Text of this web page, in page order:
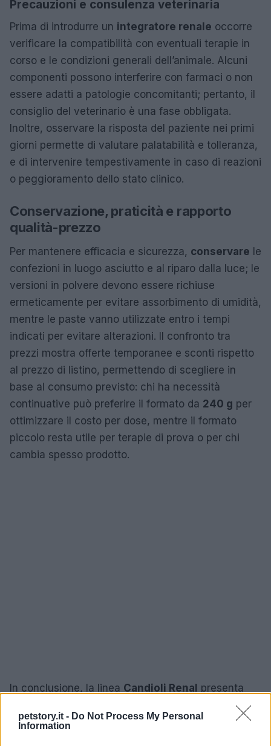
petstory.it - Do Not Process My Personal
Information
Precauzioni e consulenza veterinaria
Prima di introdurre un integratore renale occorre
verificare la compatibilità con eventuali terapie in
corso e le condizioni generali dell’animale. Alcuni
componenti possono interferire con farmaci o non
essere adatti a patologie concomitanti; pertanto, il
consiglio del veterinario è una fase obbligata.
Inoltre, osservare la risposta del paziente nei primi
giorni permette di valutare palatabilità e tolleranza,
e di intervenire tempestivamente in caso di reazioni
o peggioramento dello stato clinico.
Conservazione, praticità e rapporto
qualità-prezzo
Per mantenere efficacia e sicurezza, conservare le
confezioni in luogo asciutto e al riparo dalla luce; le
versioni in polvere devono essere richiuse
ermeticamente per evitare assorbimento di umidità,
mentre le paste vanno utilizzate entro i tempi
indicati per evitare alterazioni. Il confronto tra
prezzi mostra offerte temporanee e sconti rispetto
al prezzo di listino, permettendo di scegliere in
base al consumo previsto: chi ha necessità
continuative può preferire il formato da 240 g per
ottimizzare il costo per dose, mentre il formato
piccolo resta utile per terapie di prova o per chi
cambia spesso prodotto.
In conclusione, la linea Candioli Renal presenta
supporto
nutrizionalemirato alla funzione renale degli